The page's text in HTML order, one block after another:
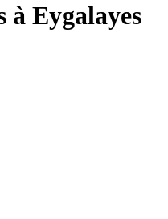
à Eygalayes